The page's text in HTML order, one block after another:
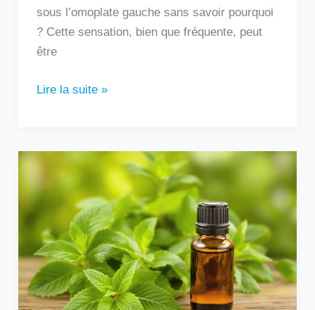
sous l’omoplate gauche sans savoir pourquoi
? Cette sensation, bien que fréquente, peut
être
Lire la suite »
Peut-
boire
l’huile
essentielle
de
menthe